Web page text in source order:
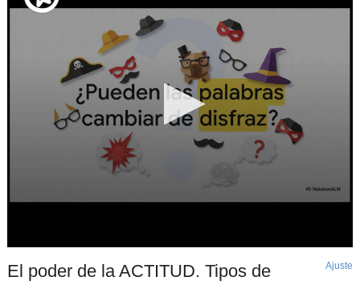
El poder de la ACTITUD. Tipos de
Ajuste